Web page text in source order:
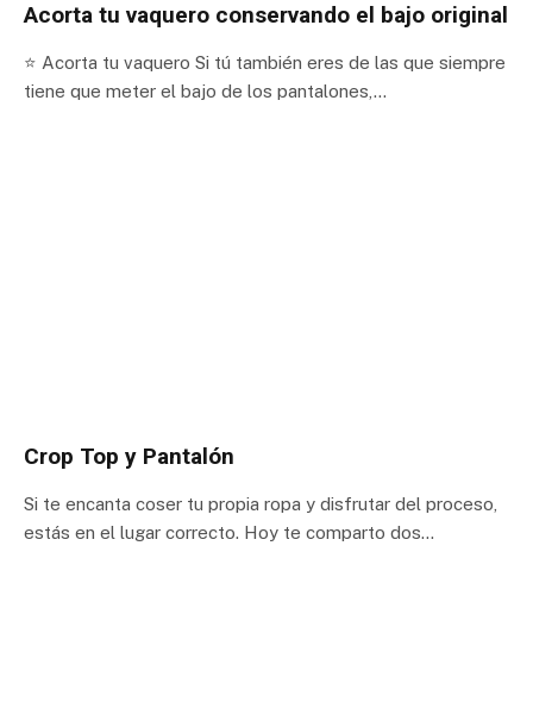
Acorta tu vaquero conservando el bajo original
⭐ Acorta tu vaquero Si tú también eres de las que siempre
tiene que meter el bajo de los pantalones,…
Crop Top y Pantalón
Si te encanta coser tu propia ropa y disfrutar del proceso,
estás en el lugar correcto. Hoy te comparto dos…